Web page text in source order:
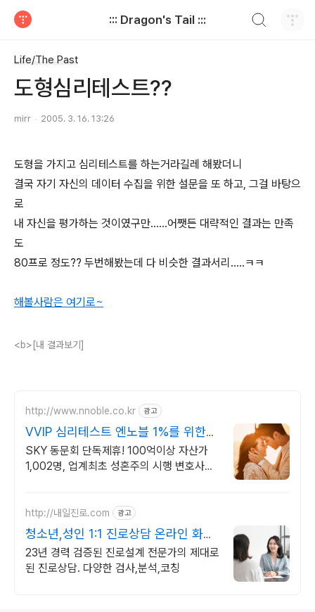
::: Dragon's Tail :::
Life/The Past
도형심리테스트??
mirr 2005. 3. 16. 13:26
도형을 가지고 심리테스트를 하는거라길레 해봤더니
결국 자기 자신의 데이터 수집을 위한 설문을 또 하고, 그걸 바탕으
로
내 자신을 평가하는 것이였구만......어쨋든 대략적인 결과는 만족
도
80프로 정도?? 두번해봤는데 다 비슷한 결과서리.....ㅋㅋ
해볼사람은 여기로~
<b>[내 결과보기]
http://www.nnoble.co.kr 광고
VVIP 심리테스트 엔노블 1%를 위한
상류층 결정사
SKY 동문회 단독제휴! 100억이상 자산가
1,002명, 업계최초 성혼주의 시행 변호사검
http://내일진로.com 광고
청소년,성인 1:1 진로상담 온라인 화상
진로/고민상담
23년 경력 검증된 진로설계 전문가의 제대로
된 진로상담. 다양한 검사,분석,코칭